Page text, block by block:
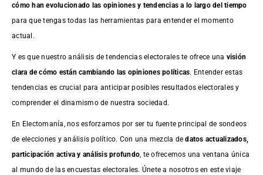
cómo han evolucionado las opiniones y tendencias a lo largo del tiempo
para que tengas todas las herramientas para entender el momento
actual.
Y es que nuestro análisis de tendencias electorales te ofrece una visión
clara de cómo están cambiando las opiniones políticas. Entender estas
tendencias es crucial para anticipar posibles resultados electorales y
comprender el dinamismo de nuestra sociedad.
En Electomanía, nos esforzamos por ser tu fuente principal de sondeos
de elecciones y análisis político. Con una mezcla dedatos actualizados,
participación activa y análisis profundo , te ofrecemos una ventana única
al mundo de las encuestas electorales. Únete a nosotros en este viaje